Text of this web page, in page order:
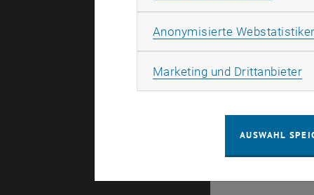
Planung
BIM
Anonymisierte
Marketing und Drittanbieter
AUSWAHL